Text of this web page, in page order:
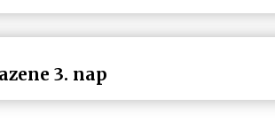
3. nap